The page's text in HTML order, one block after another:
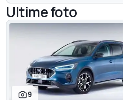
Ultime foto
9